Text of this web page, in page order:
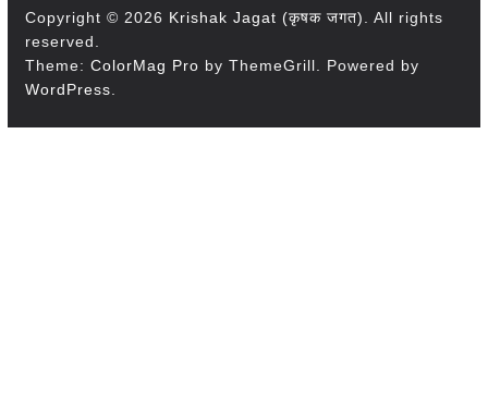
Copyright © 2026 Krishak Jagat (कृषक जगत)
. All rights
reserved.
Theme: ColorMag Pro by ThemeGrill. Powered by
WordPress